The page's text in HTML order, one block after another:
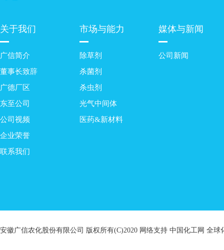
关于我们
广信简介
董事长致辞
广德厂区
东至公司
公司视频
企业荣誉
联系我们
市场与能力
除草剂
杀菌剂
杀虫剂
光气中间体
医药&新材料
媒体与新闻
公司新闻
安徽广信农化股份有限公司 版权所有(C)2020 网络支持 中国化工网 全球